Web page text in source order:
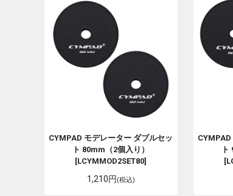
CYMPAD モデレーター ダブルセッ
ト 80mm（2個入り）
[LCYMMOD2SET80]
1,210円(税込)
CYMPAD